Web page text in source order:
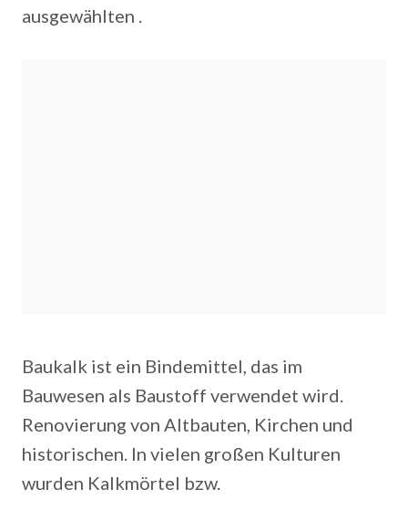
ausgewählten .
Baukalk ist ein Bindemittel, das im
Bauwesen als Baustoff verwendet wird.
Renovierung von Altbauten, Kirchen und
historischen. In vielen großen Kulturen
wurden Kalkmörtel bzw.